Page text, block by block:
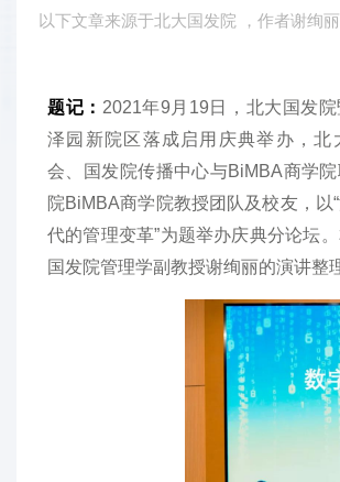
以下文章来源于北大国发院 ，作者谢绚丽
题记： 2021年9月19日，北大国发
泽园新院区落成启用庆典举办，北
会、国发院传播中心与BiMBA商学
院BiMBA商学院教授团队及校友，以
代的管理变革”为题举办庆典分论坛
国发院管理学副教授谢绚丽的演讲整